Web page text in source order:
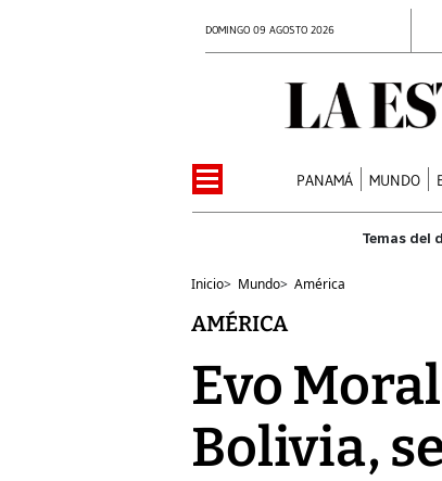
DOMINGO 09 AGOSTO 2026
PANAMÁ MUNDO
Inicio> Mundo> América
AMÉRICA
Evo
Bolivia,